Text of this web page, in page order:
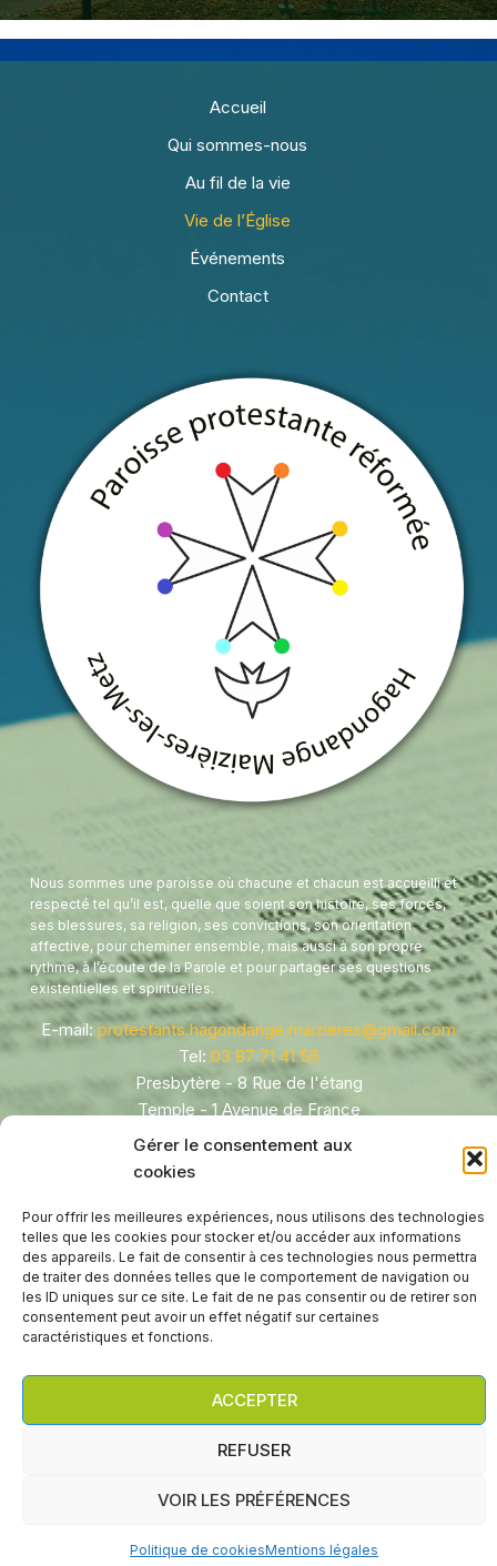
Gérer le consentement aux
cookies
Pour offrir les meilleures expériences, nous utilisons des technologies
telles que les cookies pour stocker et/ou accéder aux informations
des appareils. Le fait de consentir à ces technologies nous permettra
de traiter des données telles que le comportement de navigation ou
les ID uniques sur ce site. Le fait de ne pas consentir ou de retirer son
consentement peut avoir un effet négatif sur certaines
caractéristiques et fonctions.
ACCEPTER
REFUSER
VOIR LES PRÉFÉRENCES
Politique de cookiesMentions légales
Accueil
Qui sommes-nous
Au fil de la vie
Vie de l’Église
Événements
Contact
Nous sommes une paroisse où chacune et chacun est accueilli et
respecté tel qu’il est, quelle que soient son histoire, ses forces,
ses blessures, sa religion, ses convictions, son orientation
affective, pour cheminer ensemble, mais aussi à son propre
rythme, à l’écoute de la Parole et pour partager ses questions
existentielles et spirituelles.
E-mail: protestants.hagondange.maizieres@gmail.com
Tel: 03 87 71 41 56
Presbytère - 8 Rue de l'étang
Temple - 1 Avenue de France
Hagondange
57300
Droit d'auteur © 2026 Paroisse protestante réformée
WP2Social Auto PublishPowered By :XYZScripts.com